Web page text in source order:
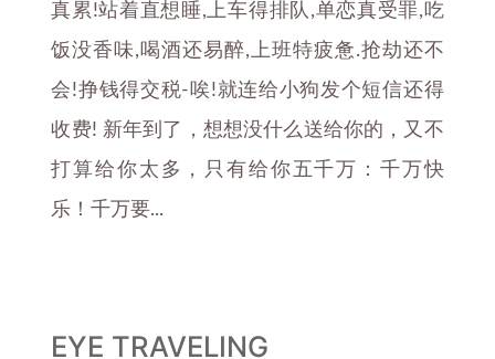
真累!站着直想睡,上车得排队,单恋真受罪,吃
饭没香味,喝酒还易醉,上班特疲惫.抢劫还不
会!挣钱得交税-唉!就连给小狗发个短信还得
收费! 新年到了，想想没什么送给你的，又不
打算给你太多，只有给你五千万：千万快
乐！千万要...
EYE TRAVELING